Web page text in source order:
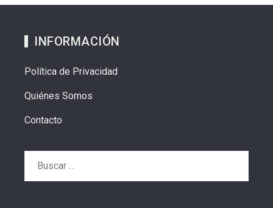
INFORMACIÓN
Política de Privacidad
Quiénes Somos
Contacto